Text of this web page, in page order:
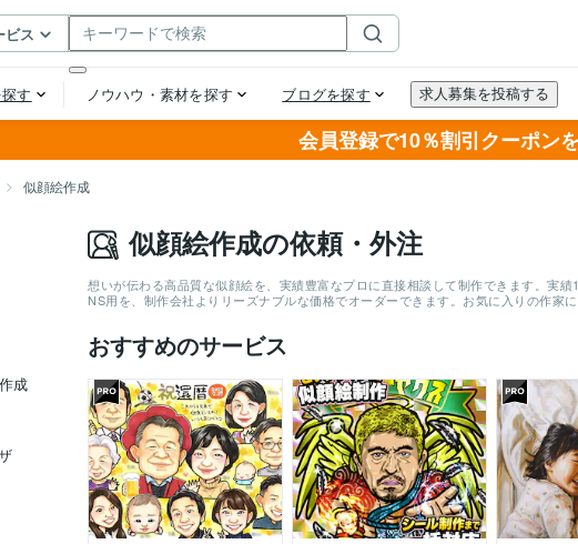
会員登録で10％割引クーポン
似顔絵作成
成
似顔絵作成の依頼・外注
想いが伝わる高品質な似顔絵を、実績豊富なプロに直接相談して制作できます。実
NS用を、制作会社よりリーズナブルな価格でオーダーできます。お気に入りの作家
おすすめのサービス